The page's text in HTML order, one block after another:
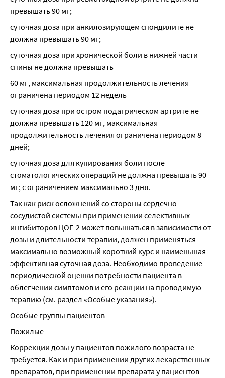
превышать 90 мг;
суточная доза при анкилозирующем спондилите не
должна превышать 90 мг;
суточная доза при хронической боли в нижней части
спины не должна превышать
60 мг, максимальная продолжительность лечения
ограничена периодом 12 недель
суточная доза при остром подагрическом артрите не
должна превышать 120 мг, максимальная
продолжительность лечения ограничена периодом 8
дней;
суточная доза для купирования боли после
стоматологических операций не должна превышать 90
мг; с ограничением максимально 3 дня.
Так как риск осложнений со стороны сердечно-
сосудистой системы при применении селективных
ингибиторов ЦОГ-2 может повышаться в зависимости от
дозы и длительности терапии, должен применяться
максимально возможный короткий курс и наименьшая
эффективная суточная доза. Необходимо проведение
периодической оценки потребности пациента в
облегчении симптомов и его реакции на проводимую
терапию (см. раздел «Особые указания»).
Особые группы пациентов
Пожилые
Коррекции дозы у пациентов пожилого возраста не
требуется. Как и при применении других лекарственных
препаратов, при применении препарата у пациентов